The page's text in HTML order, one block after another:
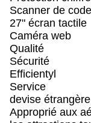
Scanner de
27" écran tactile
Caméra web
Qualité
Sécurité
Efficientyl
Service
devise
Approprié aux